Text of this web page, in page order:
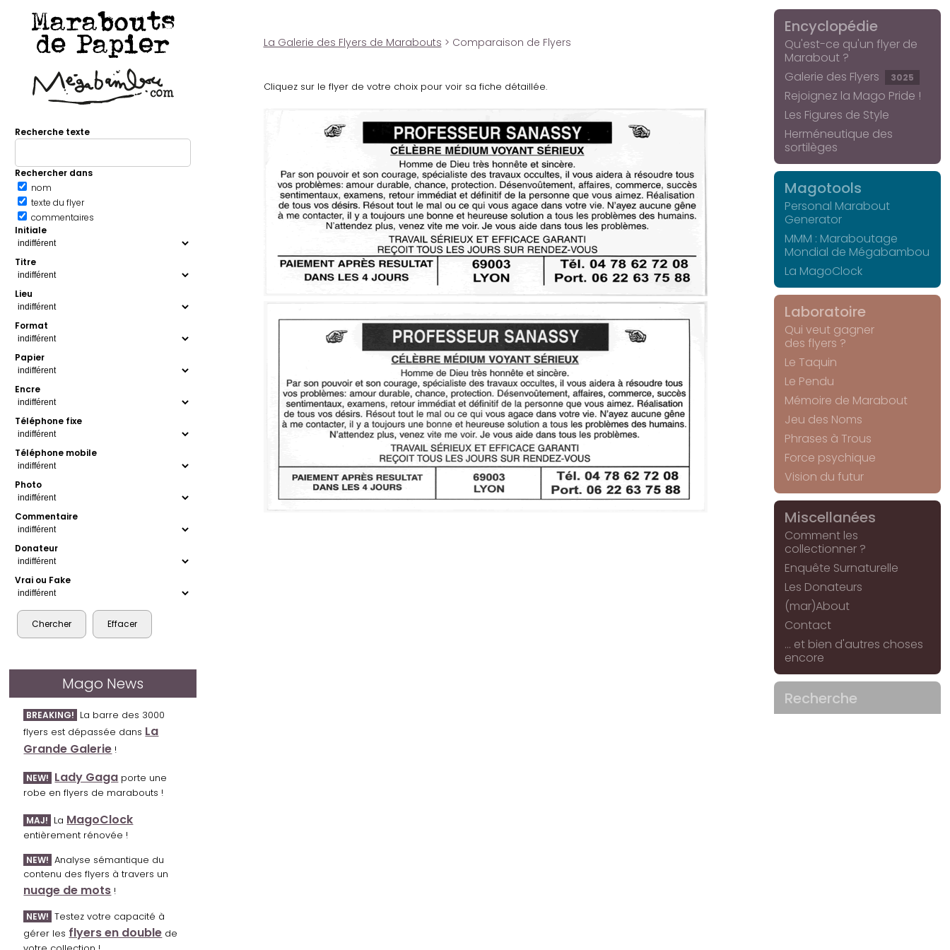
Marabouts
de Papier
Recherche texte
Rechercher dans
nom
texte du flyer
commentaires
Initiale
Titre
Lieu
Format
Papier
Encre
Téléphone fixe
Téléphone mobile
Photo
Commentaire
Donateur
Vrai ou Fake
Mago News
BREAKING! La barre des 3000
flyers est dépassée dans La
Grande Galerie !
NEW! Lady Gaga porte une
robe en flyers de marabouts !
MAJ! La MagoClock
entièrement rénovée !
NEW! Analyse sémantique du
contenu des flyers à travers un
nuage de mots !
NEW! Testez votre capacité à
gérer les flyers en double de
La Galerie des Flyers de Marabouts > Comparaison de Flyers
Cliquez sur le flyer de votre choix pour voir sa fiche détaillée.
Encyclopédie
Qu'est-ce qu'un flyer de
Marabout ?
Galerie des Flyers
3025
Rejoignez la Mago Pride !
Les Figures de Style
Herméneutique des
sortilèges
Magotools
Personal Marabout
Generator
MMM : Maraboutage
Mondial de Mégabambou
La MagoClock
Laboratoire
Qui veut gagner
des flyers ?
Le Taquin
Le Pendu
Mémoire de Marabout
Jeu des Noms
Phrases à Trous
Force psychique
Vision du futur
Miscellanées
Comment les
collectionner ?
Enquête Surnaturelle
Les Donateurs
(mar)About
Contact
... et bien d'autres choses
encore
Recherche